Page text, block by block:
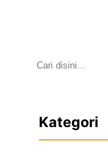
S
Kategori